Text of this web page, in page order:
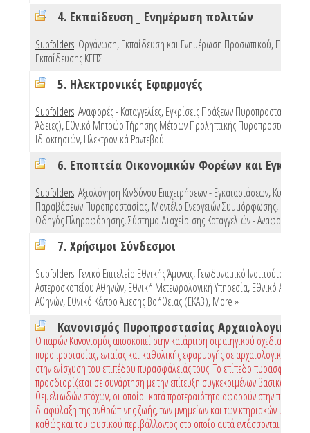
4. Εκπαίδευση _ Ενημέρωση πολιτών
Subfolders: Οργάνωση, Εκπαίδευση και Ενημέρωση Προσωπικού,
Εκπαίδευσης ΚΕΠΣ
5. Ηλεκτρονικές Εφαρμογές
Subfolders:Αναφορές - Καταγγελίες,Εγκρίσεις Πράξεων Πυροπροστασίας
Άδειες),Εθνικό Μητρώο Τήρησης Μέτρων Προληπτικής Πυροπροστασίας
Ιδιοκτησιών,Ηλεκτρονικά Ραντεβού
Subfolders:Αξιολόγηση Κινδύνου Επιχειρήσεων - Εγκαταστάσεων,Κυρώσεις
Παραβάσεων Πυροπροστασίας,Μοντέλο Ενεργειών Συμμόρφωσης,
Οδηγός Πληροφόρησης,Σύστημα Διαχείρισης Καταγγελιών - Αναφορών
7. Χρήσιμοι Σύνδεσμοι
Subfolders: Γενικό Επιτελείο Εθνικής Άμυνας,Γεωδυναμικό Ινστιτούτο
Αστεροσκοπείου Αθηνών,Εθνική Μετεωρολογική Υπηρεσία,Εθνικό
Αθηνών,Εθνικό Κέντρο Άμεσης Βοήθειας (ΕΚΑΒ),More »
Ο παρών Κανονισμός αποσκοπεί στην κατάρτιση στρατηγικού σχεδιασμού
πυροπροστασίας, ενιαίας και καθολικής εφαρμογής σε αρχαιολογικούς
στην ενίσχυση του επιπέδου πυρασφάλειάς τους. Το επίπεδο πυρασφάλειας
προσδιορίζεται σε συνάρτηση με την επίτευξη συγκεκριμένων βασικών και
θεμελιωδών στόχων, οι οποίοι κατά προτεραιότητα αφορούν στην
διαφύλαξη της ανθρώπινης ζωής, των μνημείων και των κτηριακών
καθώς και του φυσικού περιβάλλοντος στο οποίο αυτά εντάσσονται